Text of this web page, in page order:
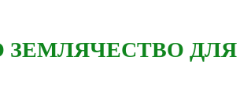
ЗЕМЛЯЧЕСТВО